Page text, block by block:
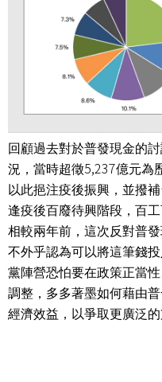
回顧過去對於普發現金的討
況，當時超徵5,237億元為
以此挹注疫後振興，並撥
逢疫後百廢待興階段，百
相較兩年前，這次反對普
不外乎認為可以將這筆錢
黨陣營恐怕要在政策正當
調整，多多著墨如何藉由
經濟效益，以爭取更廣泛的